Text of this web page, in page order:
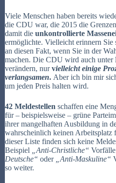
Viele Menschen haben bereits
die CDU war, die 2015 die
damit die unkontrollierte
ermöglichte. Vielleicht erinnern Sie
an diesen Fakt, wenn Sie in der
machen. Die CDU wird auch unter
verändern, nurvielleicht einige
verlangsamen. Aber ich bin mir
um jeden Preis halten wird.
42 Meldestellen schaffen eine
für – beispielsweise – grüne
ihrer mangelhaften Ausbildung in
wahrscheinlich keinen Arbeitsplatz
dieser Liste finden sich keine
Beispiel
„Anti-Christliche“
Deutsche“ oder „Anti-Maskuline“
so weiter.